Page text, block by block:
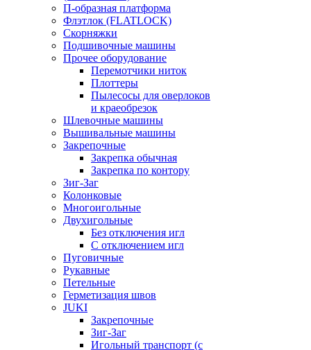
П-образная платформа
Флэтлок (FLATLOCK)
Скорняжки
Подшивочные машины
Прочее оборудование
Перемотчики ниток
Плоттеры
Пылесосы для оверлоков
и краеобрезок
Шлевочные машины
Вышивальные машины
Закрепочные
Закрепка обычная
Закрепка по контору
Зиг-Заг
Колонковые
Многоигольные
Двухигольные
Без отключения игл
С отключением игл
Пуговичные
Рукавные
Петельные
Герметизация швов
JUKI
Закрепочные
Зиг-Заг
Игольный транспорт (с